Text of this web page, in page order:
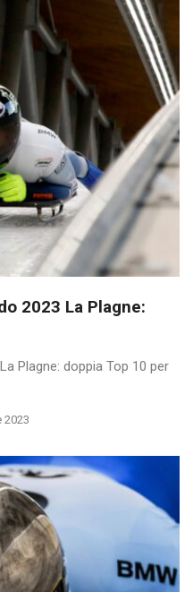
2023 La Plagne:
Plagne: doppia Top 10 per
2023